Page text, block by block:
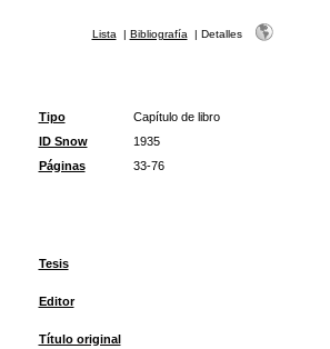
Lista | Bibliografía | Detalles
Tipo
Capítulo de libro
ID Snow
1935
Páginas
33-76
Tesis
Editor
Título original